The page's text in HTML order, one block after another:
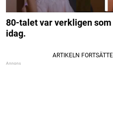
80-talet var verkligen
idag.